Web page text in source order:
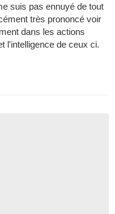
suis pas ennuyé de tout
très prononcé voir
dans les actions
l'intelligence de ceux ci.